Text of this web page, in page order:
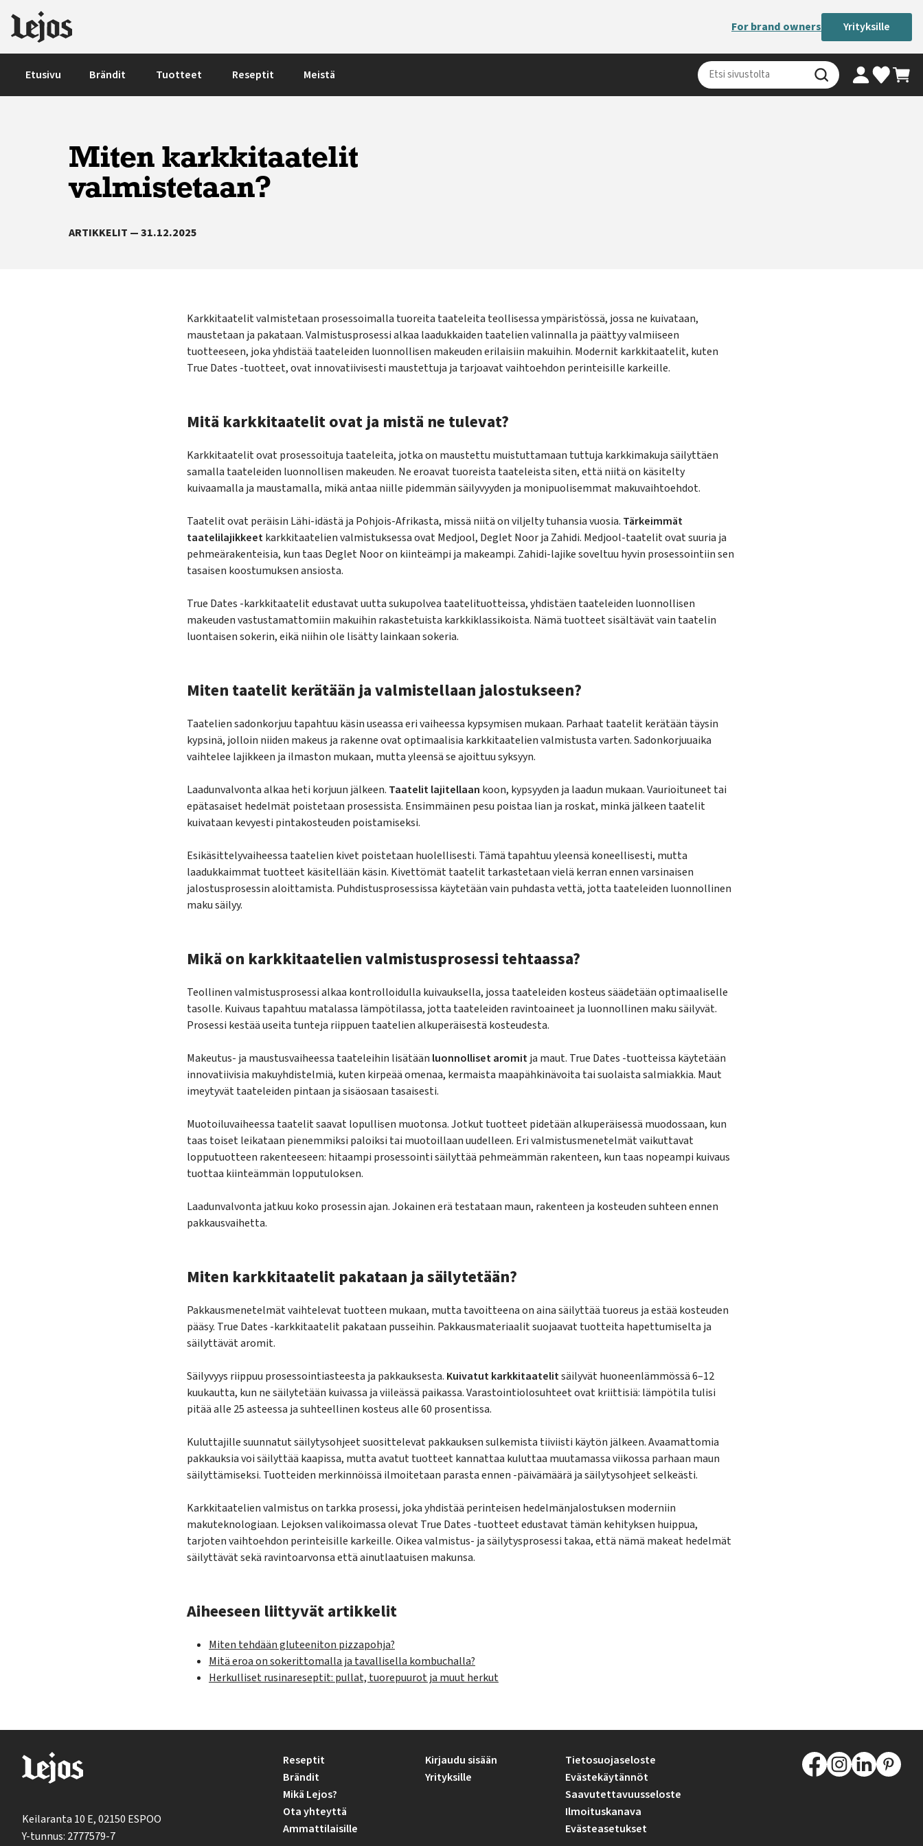
Siirry sisältöön
For brand owners
Yrityksille
Etusivu Brändit Tuotteet Reseptit Meistä Haku
Oma tili
Miten karkkitaatelit
valmistetaan?
ARTIKKELIT — 31.12.2025
Karkkitaatelit valmistetaan prosessoimalla tuoreita taateleita teollisessa ympäristössä, jossa ne kuivataan,
maustetaan ja pakataan. Valmistusprosessi alkaa laadukkaiden taatelien valinnalla ja päättyy valmiiseen
tuotteeseen, joka yhdistää taateleiden luonnollisen makeuden erilaisiin makuihin. Modernit karkkitaatelit, kuten
True Dates -tuotteet, ovat innovatiivisesti maustettuja ja tarjoavat vaihtoehdon perinteisille karkeille.
Mitä karkkitaatelit ovat ja mistä ne tulevat?
Karkkitaatelit ovat prosessoituja taateleita, jotka on maustettu muistuttamaan tuttuja karkkimakuja säilyttäen
samalla taateleiden luonnollisen makeuden. Ne eroavat tuoreista taateleista siten, että niitä on käsitelty
kuivaamalla ja maustamalla, mikä antaa niille pidemmän säilyvyyden ja monipuolisemmat makuvaihtoehdot.
Taatelit ovat peräisin Lähi-idästä ja Pohjois-Afrikasta, missä niitä on viljelty tuhansia vuosia. Tärkeimmät
taatelilajikkeetkarkkitaatelien valmistuksessa ovat Medjool, Deglet Noor ja Zahidi. Medjool-taatelit ovat suuria ja
pehmeärakenteisia, kun taas Deglet Noor on kiinteämpi ja makeampi. Zahidi-lajike soveltuu hyvin prosessointiin sen
tasaisen koostumuksen ansiosta.
True Dates -karkkitaatelit edustavat uutta sukupolvea taatelituotteissa, yhdistäen taateleiden luonnollisen
makeuden vastustamattomiin makuihin rakastetuista karkkiklassikoista. Nämä tuotteet sisältävät vain taatelin
luontaisen sokerin, eikä niihin ole lisätty lainkaan sokeria.
Miten taatelit kerätään ja valmistellaan jalostukseen?
Taatelien sadonkorjuu tapahtuu käsin useassa eri vaiheessa kypsymisen mukaan. Parhaat taatelit kerätään täysin
kypsinä, jolloin niiden makeus ja rakenne ovat optimaalisia karkkitaatelien valmistusta varten. Sadonkorjuuaika
vaihtelee lajikkeen ja ilmaston mukaan, mutta yleensä se ajoittuu syksyyn.
Laadunvalvonta alkaa heti korjuun jälkeen. Taatelit lajitellaan koon, kypsyyden ja laadun mukaan. Vaurioituneet tai
epätasaiset hedelmät poistetaan prosessista. Ensimmäinen pesu poistaa lian ja roskat, minkä jälkeen taatelit
kuivataan kevyesti pintakosteuden poistamiseksi.
Esikäsittelyvaiheessa taatelien kivet poistetaan huolellisesti. Tämä tapahtuu yleensä koneellisesti, mutta
laadukkaimmat tuotteet käsitellään käsin. Kivettömät taatelit tarkastetaan vielä kerran ennen varsinaisen
jalostusprosessin aloittamista. Puhdistusprosessissa käytetään vain puhdasta vettä, jotta taateleiden luonnollinen
maku säilyy.
Mikä on karkkitaatelien valmistusprosessi tehtaassa?
Teollinen valmistusprosessi alkaa kontrolloidulla kuivauksella, jossa taateleiden kosteus säädetään optimaaliselle
tasolle. Kuivaus tapahtuu matalassa lämpötilassa, jotta taateleiden ravintoaineet ja luonnollinen maku säilyvät.
Prosessi kestää useita tunteja riippuen taatelien alkuperäisestä kosteudesta.
Makeutus- ja maustusvaiheessa taateleihin lisätään luonnolliset aromitja maut. True Dates -tuotteissa käytetään
innovatiivisia makuyhdistelmiä, kuten kirpeää omenaa, kermaista maapähkinävoita tai suolaista salmiakkia. Maut
imeytyvät taateleiden pintaan ja sisäosaan tasaisesti.
Muotoiluvaiheessa taatelit saavat lopullisen muotonsa. Jotkut tuotteet pidetään alkuperäisessä muodossaan, kun
taas toiset leikataan pienemmiksi paloiksi tai muotoillaan uudelleen. Eri valmistusmenetelmät vaikuttavat
lopputuotteen rakenteeseen: hitaampi prosessointi säilyttää pehmeämmän rakenteen, kun taas nopeampi kuivaus
tuottaa kiinteämmän lopputuloksen.
Laadunvalvonta jatkuu koko prosessin ajan. Jokainen erä testataan maun, rakenteen ja kosteuden suhteen ennen
pakkausvaihetta.
Miten karkkitaatelit pakataan ja säilytetään?
Pakkausmenetelmät vaihtelevat tuotteen mukaan, mutta tavoitteena on aina säilyttää tuoreus ja estää kosteuden
pääsy. True Dates -karkkitaatelit pakataan pusseihin. Pakkausmateriaalit suojaavat tuotteita hapettumiselta ja
säilyttävät aromit.
Säilyvyys riippuu prosessointiasteesta ja pakkauksesta. Kuivatut karkkitaatelitsäilyvät huoneenlämmössä 6–12
kuukautta, kun ne säilytetään kuivassa ja viileässä paikassa. Varastointiolosuhteet ovat kriittisiä: lämpötila tulisi
pitää alle 25 asteessa ja suhteellinen kosteus alle 60 prosentissa.
Kuluttajille suunnatut säilytysohjeet suosittelevat pakkauksen sulkemista tiiviisti käytön jälkeen. Avaamattomia
pakkauksia voi säilyttää kaapissa, mutta avatut tuotteet kannattaa kuluttaa muutamassa viikossa parhaan maun
säilyttämiseksi. Tuotteiden merkinnöissä ilmoitetaan parasta ennen -päivämäärä ja säilytysohjeet selkeästi.
Karkkitaatelien valmistus on tarkka prosessi, joka yhdistää perinteisen hedelmänjalostuksen moderniin
makuteknologiaan. Lejoksen valikoimassa olevat True Dates -tuotteet edustavat tämän kehityksen huippua,
tarjoten vaihtoehdon perinteisille karkeille. Oikea valmistus- ja säilytysprosessi takaa, että nämä makeat hedelmät
säilyttävät sekä ravintoarvonsa että ainutlaatuisen makunsa.
Aiheeseen liittyvät artikkelit
Miten tehdään gluteeniton pizzapohja?
Mitä eroa on sokerittomalla ja tavallisella kombuchalla?
Herkulliset rusinareseptit: pullat, tuorepuurot ja muut herkut
Keilaranta 10 E, 02150 ESPOO
Y-tunnus: 2777579-7
Reseptit
Brändit
Mikä Lejos?
Ota yhteyttä
Ammattilaisille
Kirjaudu sisään
Yrityksille
Tietosuojaseloste
Evästekäytännöt
Saavutettavuusseloste
Ilmoituskanava
Evästeasetukset